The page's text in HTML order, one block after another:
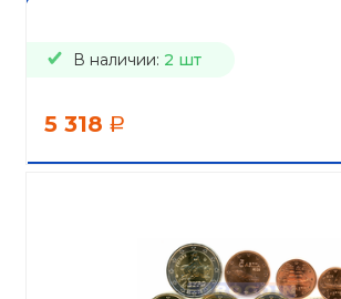
В наличии: 2 шт
5 318 a